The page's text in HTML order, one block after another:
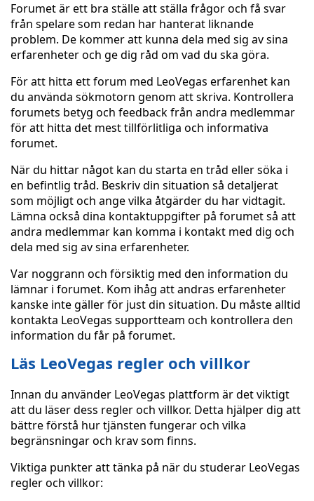
Forumet är ett bra ställe att ställa frågor och få svar
från spelare som redan har hanterat liknande
problem. De kommer att kunna dela med sig av sina
erfarenheter och ge dig råd om vad du ska göra.
För att hitta ett forum med LeoVegas erfarenhet kan
du använda sökmotorn genom att skriva. Kontrollera
forumets betyg och feedback från andra medlemmar
för att hitta det mest tillförlitliga och informativa
forumet.
När du hittar något kan du starta en tråd eller söka i
en befintlig tråd. Beskriv din situation så detaljerat
som möjligt och ange vilka åtgärder du har vidtagit.
Lämna också dina kontaktuppgifter på forumet så att
andra medlemmar kan komma i kontakt med dig och
dela med sig av sina erfarenheter.
Var noggrann och försiktig med den information du
lämnar i forumet. Kom ihåg att andras erfarenheter
kanske inte gäller för just din situation. Du måste alltid
kontakta LeoVegas supportteam och kontrollera den
information du får på forumet.
Läs LeoVegas regler och villkor
Innan du använder LeoVegas plattform är det viktigt
att du läser dess regler och villkor. Detta hjälper dig att
bättre förstå hur tjänsten fungerar och vilka
begränsningar och krav som finns.
Viktiga punkter att tänka på när du studerar LeoVegas
regler och villkor: